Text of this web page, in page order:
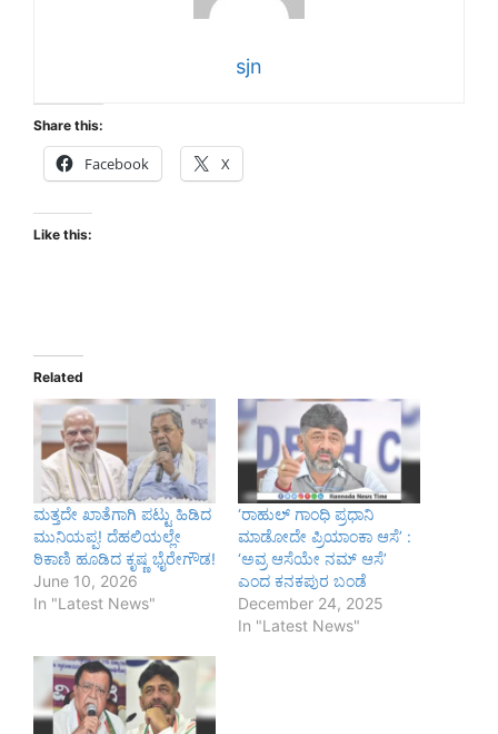
sjn
Share this:
Facebook X
Like this:
Related
ಮತ್ತದೇ ಖಾತೆಗಾಗಿ ಪಟ್ಟು ಹಿಡಿದ
ಮುನಿಯಪ್ಪ! ದೆಹಲಿಯಲ್ಲೇ
ಠಿಕಾಣಿ ಹೂಡಿದ ಕೃಷ್ಣ ಭೈರೇಗೌಡ!
June 10, 2026
In "Latest News"
‘ರಾಹುಲ್ ಗಾಂಧಿ ಪ್ರಧಾನಿ
ಮಾಡೋದೇ ಪ್ರಿಯಾಂಕಾ ಆಸೆ’ :
‘ಅವ್ರ ಆಸೆಯೇ ನಮ್ ಆಸೆ’
ಎಂದ ಕನಕಪುರ ಬಂಡೆ
December 24, 2025
In "Latest News"